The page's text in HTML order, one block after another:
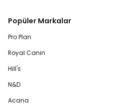
Popüler Markalar
Pro Plan
Royal Canin
Hill's
N&D
Acana